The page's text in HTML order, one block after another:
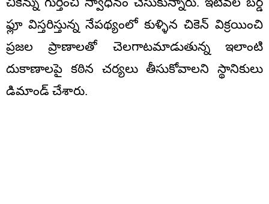
ఫ్లూ విస్తరిస్తున్న నేపథ్యంలో కుళ్ళిన చికెన్ విక్రయించి
ప్రజల ప్రాణాలతో చెలగాటమాడుతున్న ఇలాంటి
దుకాణాలపై కఠిన చర్యలు తీసుకోవాలని స్థానికులు
డిమాండ్ చేశారు.